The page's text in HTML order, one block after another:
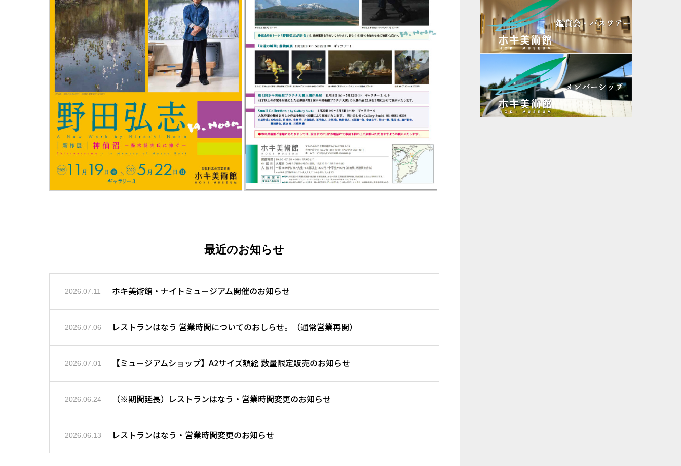
最近のお知らせ
2026.07.11 ホキ美術館・ナイトミュージアム開催のお知らせ
2026.07.06 レストランはなう 営業時間についてのおしらせ。（通常営業再開）
2026.07.01 【ミュージアムショップ】A2サイズ額絵 数量限定販売のお知らせ
2026.06.24 （※期間延長）レストランはなう・営業時間変更のお知らせ
2026.06.13 レストランはなう・営業時間変更のお知らせ